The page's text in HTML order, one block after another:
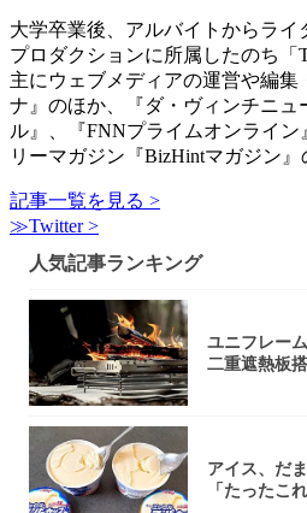
大学卒業後、アルバイトからライ
プロダクションに所属したのち「
主にウェブメディアの運営や編集
ナ』のほか、『ダ・ヴィンチニュ
ル』、『FNNプライムオンライ
リーマガジン『BizHintマガジン』
記事一覧を見る >
≫Twitter >
人気記事ランキング
ユニフレー
二重遮熱板
アイス、だ
「たったこ